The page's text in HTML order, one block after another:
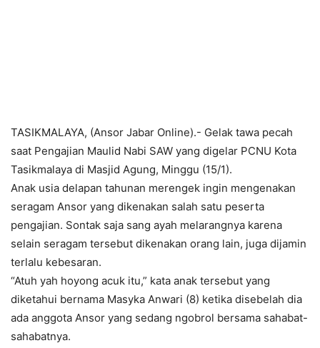
TASIKMALAYA, (Ansor Jabar Online).- Gelak tawa pecah
saat Pengajian Maulid Nabi SAW yang digelar PCNU Kota
Tasikmalaya di Masjid Agung, Minggu (15/1).
Anak usia delapan tahunan merengek ingin mengenakan
seragam Ansor yang dikenakan salah satu peserta
pengajian. Sontak saja sang ayah melarangnya karena
selain seragam tersebut dikenakan orang lain, juga dijamin
terlalu kebesaran.
“Atuh yah hoyong acuk itu,” kata anak tersebut yang
diketahui bernama Masyka Anwari (8) ketika disebelah dia
ada anggota Ansor yang sedang ngobrol bersama sahabat-
sahabatnya.